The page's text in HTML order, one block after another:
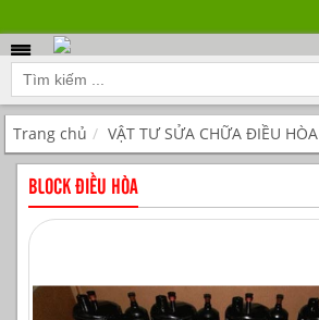
Trang chủ VẬT TƯ SỬA CHỮA ĐIỀU HÒA
BLOCK ĐIỀU HÒA